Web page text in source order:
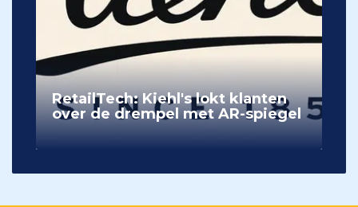
RetailTech: Kiehl's lokt klanten
over de drempel met AR-spiegel